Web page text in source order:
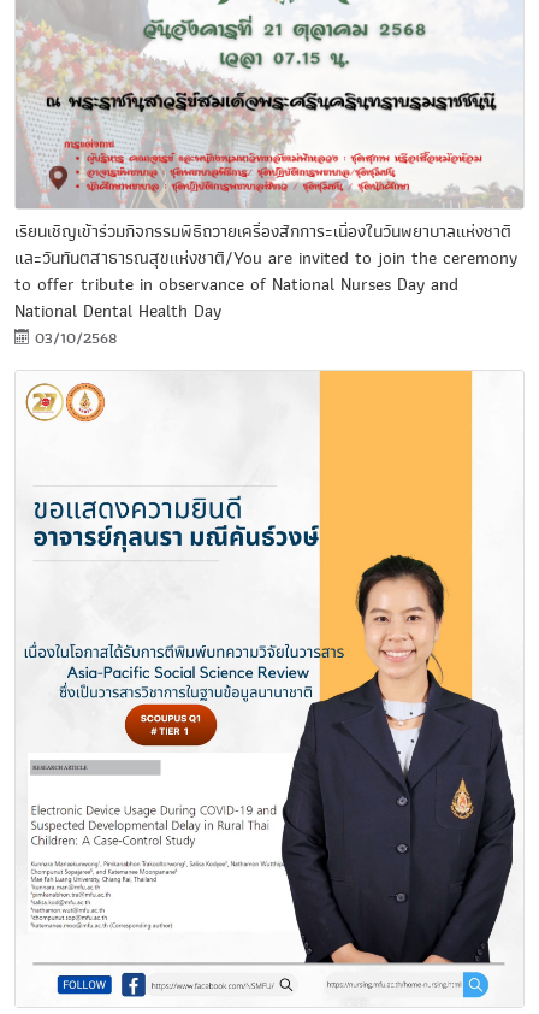
เรียนเชิญเข้าร่วมกิจกรรมพิธีถวายเครื่องสักการะเนื่องในวันพยาบาลแห่งชาติ
และวันทันตสาธารณสุขแห่งชาติ/You are invited to join the ceremony
to offer tribute in observance of National Nurses Day and
National Dental Health Day
03/10/2568